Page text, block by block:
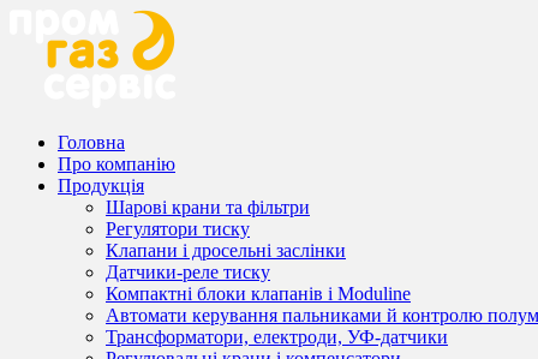
Головна
Про компанію
Продукція
Шарові крани та фільтри
Регулятори тиску
Клапани і дросельні заслінки
Датчики-реле тиску
Компактні блоки клапанів і Moduline
Автомати керування пальниками й контролю
Трансформатори, електроди, УФ-датчики